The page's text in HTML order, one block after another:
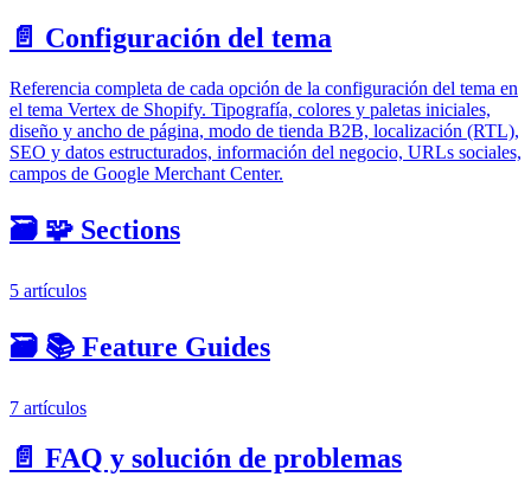
📄️ Configuración del tema
Referencia completa de cada opción de la configuración del tema en
el tema Vertex de Shopify. Tipografía, colores y paletas iniciales,
diseño y ancho de página, modo de tienda B2B, localización (RTL),
SEO y datos estructurados, información del negocio, URLs sociales,
campos de Google Merchant Center.
🗃️ 🧩 Sections
5 artículos
🗃️ 📚 Feature Guides
7 artículos
📄️ FAQ y solución de problemas